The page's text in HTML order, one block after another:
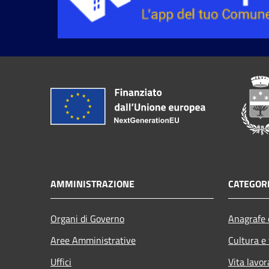
AMMINISTRAZIONE
Organi di Governo
Aree Amministrative
Uffici
Cultura
Vita